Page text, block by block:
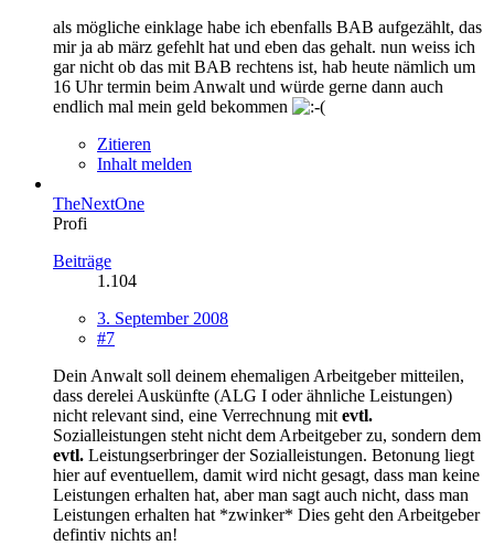
als mögliche einklage habe ich ebenfalls BAB aufgezählt, das
mir ja ab märz gefehlt hat und eben das gehalt. nun weiss ich
gar nicht ob das mit BAB rechtens ist, hab heute nämlich um
16 Uhr termin beim Anwalt und würde gerne dann auch
endlich mal mein geld bekommen
Zitieren
Inhalt melden
TheNextOne
Profi
Beiträge
1.104
3. September 2008
#7
Dein Anwalt soll deinem ehemaligen Arbeitgeber mitteilen,
dass derelei Auskünfte (ALG I oder ähnliche Leistungen)
nicht relevant sind, eine Verrechnung mit evtl.
Sozialleistungen steht nicht dem Arbeitgeber zu, sondern dem
evtl. Leistungserbringer der Sozialleistungen. Betonung liegt
hier auf eventuellem, damit wird nicht gesagt, dass man keine
Leistungen erhalten hat, aber man sagt auch nicht, dass man
Leistungen erhalten hat *zwinker* Dies geht den Arbeitgeber
defintiv nichts an!